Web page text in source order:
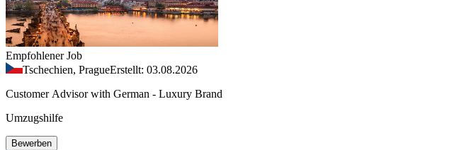
Empfohlener Job
Tschechien, PragueErstellt: 03.08.2026
Customer Advisor with German - Luxury Brand
Umzugshilfe
Bewerben